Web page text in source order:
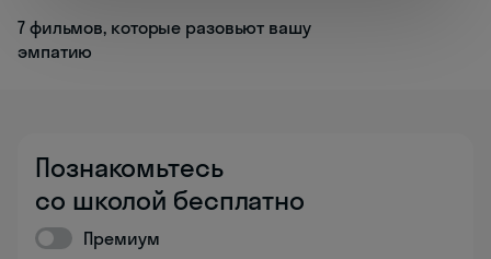
7 фильмов, которые разовьют вашу
эмпатию
Познакомьтесь
со школой бесплатно
Премиум